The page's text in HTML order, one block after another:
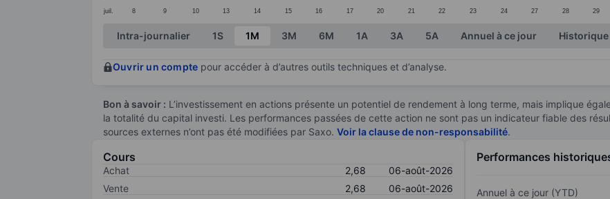
juil. 8 9 10 13 14 15 16 17 20 21 22 23 24 27 28 29
End of interactive chart.
Intra-journalier 1S 1M 3M 6M 1A 3A 5A Annuel à ce jour Historique
Ouvrir un compte pour accéder à d’autres outils techniques et d’analyse.
Bon à savoir : L’investissement en actions présente un potentiel de rendement à long terme, mais implique
la totalité du capital investi. Les performances passées de cette action ne sont pas un indicateur fiable des
sources externes n’ont pas été modifiées par Saxo. Voir la clause de non-responsabilité.
Cours
Achat 2,68
06-août-2026
Vente
2,68
06-août-2026
Performances
Annuel à ce jour (YTD)